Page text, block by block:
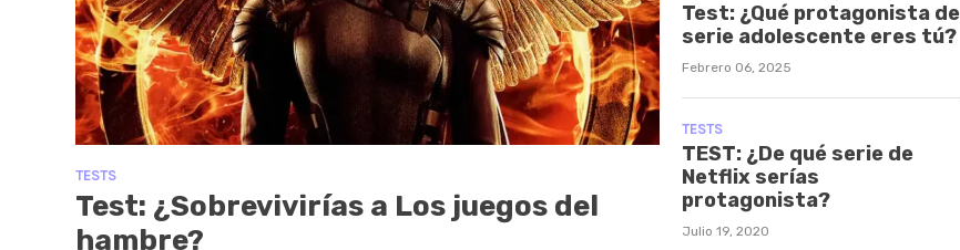
TESTS
Test: ¿Sobrevivirías a Los juegos del
hambre?
Test: ¿Qué protagonista de
serie adolescente eres tú?
Febrero 06, 2025
TESTS
TEST: ¿De qué serie de
Netflix serías
protagonista?
Julio 19, 2020